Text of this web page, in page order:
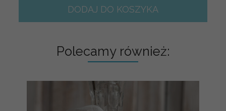
DODAJ DO KOSZYKA
Polecamy również: